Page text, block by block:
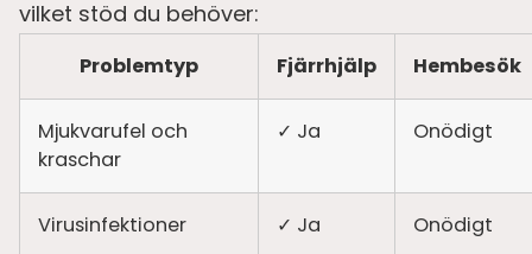
vilket stöd du behöver:
Problemtyp Fjärrhjälp Hembesök
Mjukvarufel och
kraschar
✓ Ja Onödigt
Virusinfektioner ✓ Ja Onödigt